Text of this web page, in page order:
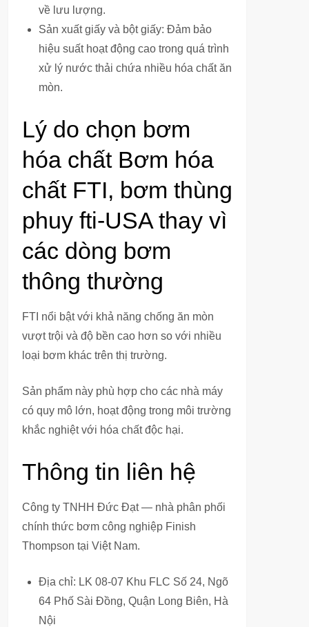
về lưu lượng.
Sản xuất giấy và bột giấy: Đảm bảo
hiệu suất hoạt động cao trong quá trình
xử lý nước thải chứa nhiều hóa chất ăn
mòn.
Lý do chọn bơm
hóa chất Bơm hóa
chất FTI, bơm thùng
phuy fti-USA thay vì
các dòng bơm
thông thường
FTI nổi bật với khả năng chống ăn mòn
vượt trội và độ bền cao hơn so với nhiều
loại bơm khác trên thị trường.
Sản phẩm này phù hợp cho các nhà máy
có quy mô lớn, hoạt động trong môi trường
khắc nghiệt với hóa chất độc hại.
Thông tin liên hệ
Công ty TNHH Đức Đạt — nhà phân phối
chính thức bơm công nghiệp Finish
Thompson tại Việt Nam.
Địa chỉ: LK 08-07 Khu FLC Số 24, Ngõ
64 Phố Sài Đồng, Quận Long Biên, Hà
Nội